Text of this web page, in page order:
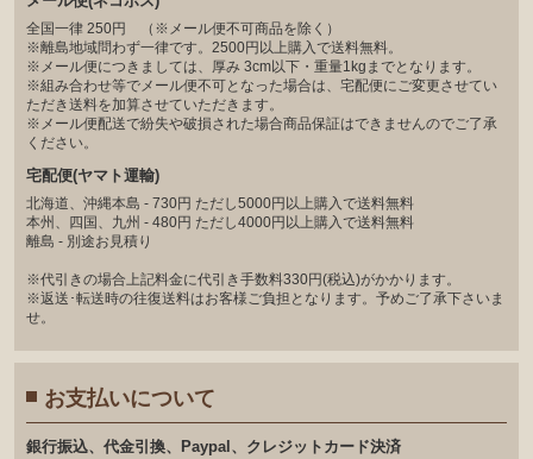
全国一律 250円 （※メール便不可商品を除く）
※離島地域問わず一律です。2500円以上購入で送料無料。
※メール便につきましては、厚み 3cm以下・重量1kgまでとなります。
※組み合わせ等でメール便不可となった場合は、宅配便にご変更させてい
ただき送料を加算させていただきます。
※メール便配送で紛失や破損された場合商品保証はできませんのでご了承
ください。
宅配便(ヤマト運輸)
北海道、沖縄本島 - 730円 ただし5000円以上購入で送料無料
本州、四国、九州 - 480円 ただし4000円以上購入で送料無料
離島 - 別途お見積り
※代引きの場合上記料金に代引き手数料330円(税込)がかかります。
※返送･転送時の往復送料はお客様ご負担となります。予めご了承下さいま
せ。
お支払いについて
銀⾏振込、代⾦引換、Paypal、クレジットカード決済